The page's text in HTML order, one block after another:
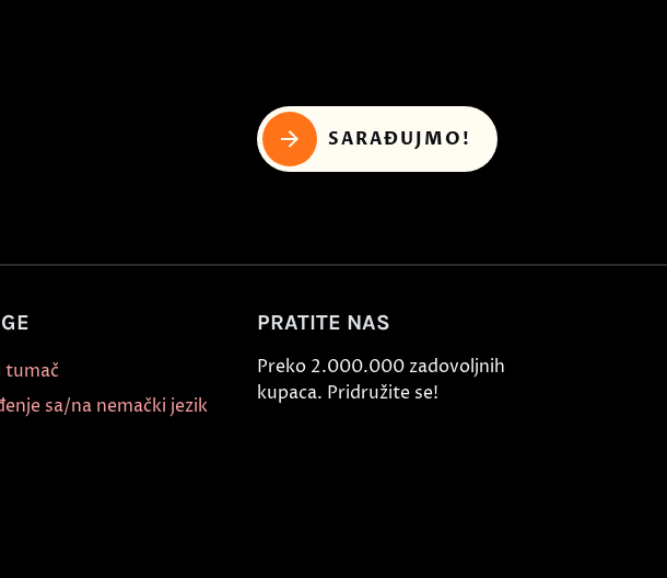
SARAĐUJMO!
tumač
sa/na nemački jezik
PRATITE NAS
Preko 2.000.000 zadovoljnih
kupaca. Pridružite se!